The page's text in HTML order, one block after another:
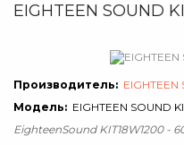
EIGHTEEN SOUND
Производитель: EIGHTEEN
Модель: EIGHTEEN SOUND
EighteenSound KIT18W1200 -